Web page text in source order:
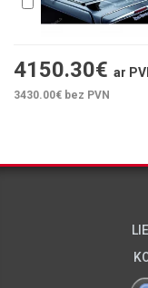
4150.30€ ar
3430.00€ bez PVN